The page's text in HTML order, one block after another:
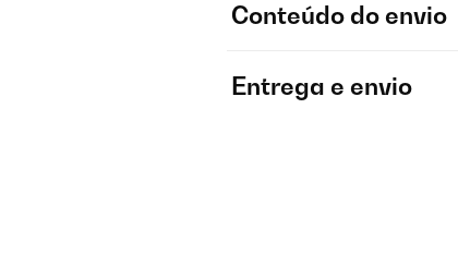
Conteúdo do envio
Entrega e envio